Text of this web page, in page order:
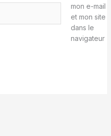
mon e-mail
et mon site
dans le
navigateur